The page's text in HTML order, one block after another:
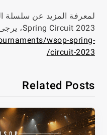
Spring Circuit 2023، يرجى زيارة:
wsop-spring-
circuit-2023/
Related Posts